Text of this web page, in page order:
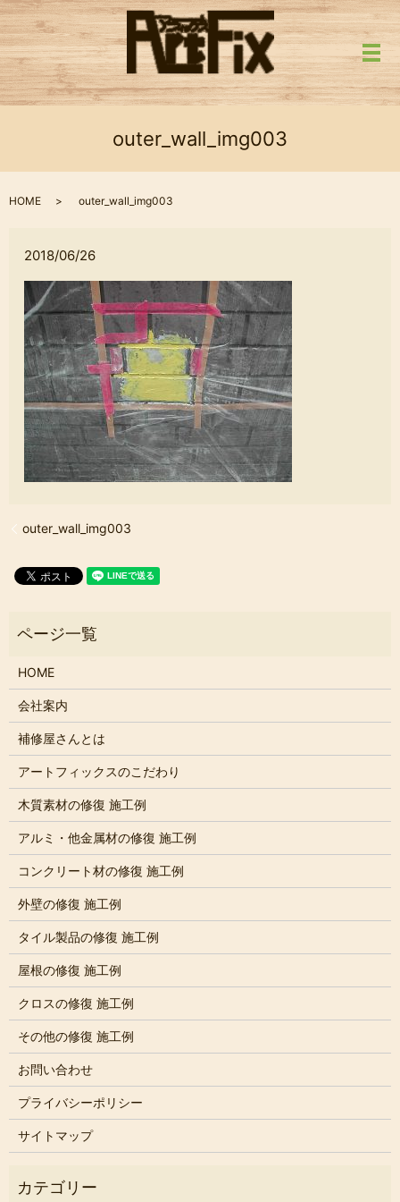
メ
outer_wall_img003
HOME outer_wall_img003
2018/06/26
outer_wall_img003
HOME
会社案内
補修屋さんとは
アートフィックスのこだわり
木質素材の修復 施工例
アルミ・他金属材の修復 施工例
コンクリート材の修復 施工例
外壁の修復 施工例
タイル製品の修復 施工例
屋根の修復 施工例
クロスの修復 施工例
その他の修復 施工例
お問い合わせ
プライバシーポリシー
サイトマップ